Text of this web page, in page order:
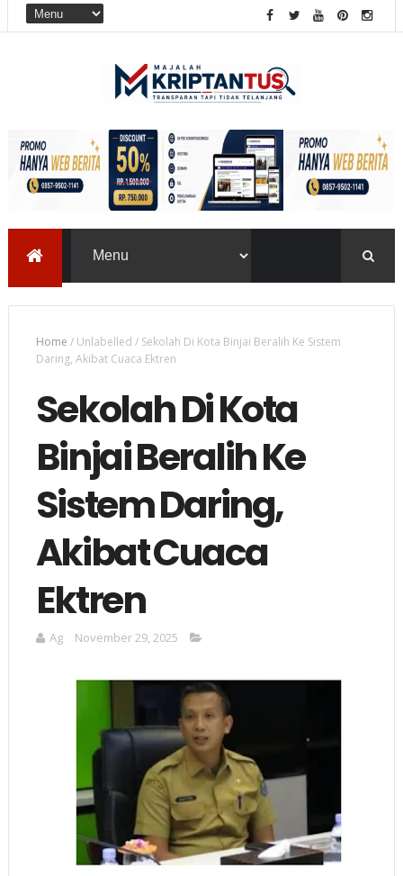
Home /Unlabelled / Sekolah Di Kota Binjai Beralih Ke Sistem
Daring, Akibat Cuaca Ektren
Sekolah Di Kota
Binjai Beralih Ke
Sistem Daring,
Akibat Cuaca
Ektren
Ag November 29, 2025